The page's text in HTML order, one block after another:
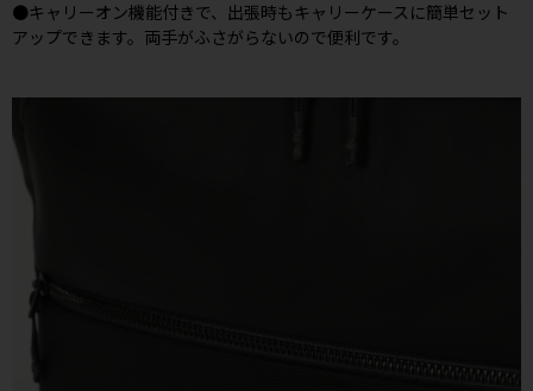
●キャリーオン機能付きで、出張時もキャリーケースに簡単セット
アップできます。両手がふさがらないので便利です。